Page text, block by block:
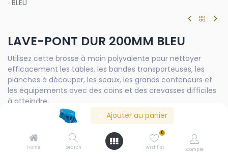
Ajouter au panier
Home Search
0
Wishlist Compte
BLEU
LAVE-PONT DUR 200MM BLEU
Utilisez cette brosse à main polyvalente pour nettoyer
efficacement les tables, les bandes transporteuses, les
planches à découper, les seaux, les grands conteneurs et
les équipements avec des coins et des crevasses difficiles
à atteindre.
Contactez-nous